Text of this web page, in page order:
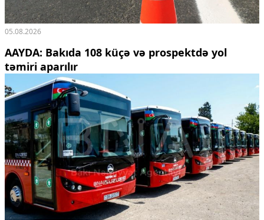
05.08.2026
AAYDA: Bakıda 108 küçə və prospektdə yol
təmiri aparılır